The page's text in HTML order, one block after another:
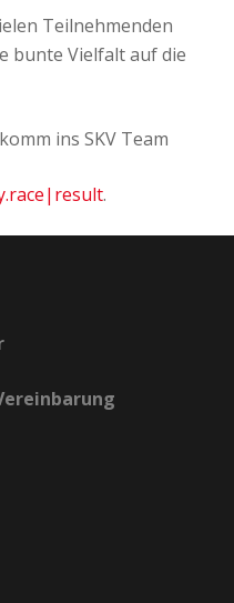
Teilnehmenden
bunte Vielfalt auf die
ins SKV Team
.